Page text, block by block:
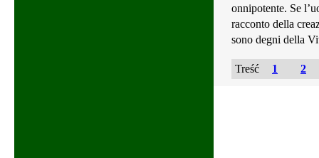
onnipotente. Se
racconto della
sono degni della
Treść 1 2